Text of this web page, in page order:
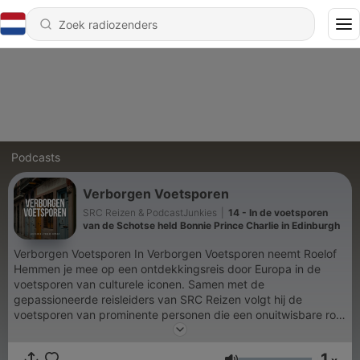
Podcasts
Verborgen Voetsporen
SRC Reizen & PodcastJunkies
14 - In de voetsporen
van de Schotse held Bonnie Prince Charlie in Edinburgh
Verborgen Voetsporen In Verborgen Voetsporen neemt Roelof
Hemmen je mee op een ontdekkingsreis door Europa in de
voetsporen van culturele iconen. Samen met de
gepassioneerde reisleiders van SRC Reizen volgt hij de
voetsporen van prominente personen die een onuitwisbare rol
hebben gespeeld in de geschiedenis van hun stad. Iedere